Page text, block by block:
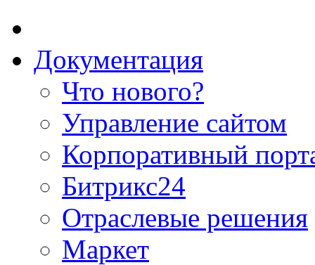
Документация
Что нового?
Управление сайтом
Корпоративный
Битрикс24
Отраслевые решения
Маркет